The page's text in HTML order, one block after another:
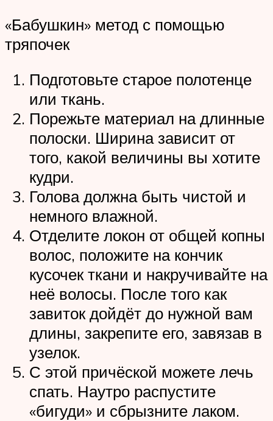
«Бабушкин» метод с помощью
тряпочек
Подготовьте старое полотенце
или ткань.
Порежьте материал на длинные
полоски. Ширина зависит от
того, какой величины вы хотите
кудри.
Голова должна быть чистой и
немного влажной.
Отделите локон от общей копны
волос, положите на кончик
кусочек ткани и накручивайте на
неё волосы. После того как
завиток дойдёт до нужной вам
длины, закрепите его, завязав в
узелок.
С этой причёской можете лечь
спать. Наутро распустите
«бигуди» и сбрызните лаком.